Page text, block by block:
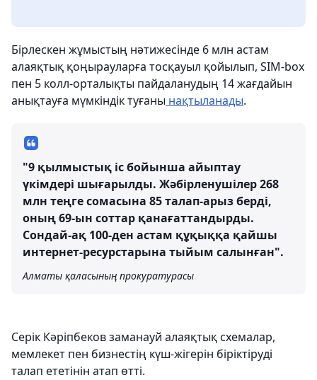
Бірлескен жұмыстың нәтижесінде 6 млн астам
алаяқтық қоңырауларға тосқауыл қойылып, SIM-box
пен 5 колл-орталықты пайдаланудың 14 жағдайын
анықтауға мүмкіндік туғаны нақтыланады.
"9 қылмыстық іс бойынша айыптау
үкімдері шығарылды. Жәбірленушілер 268
млн теңге сомасына 85 талап-арыз берді,
оның 69-ын соттар қанағаттандырды.
Сондай-ақ 100-ден астам құқыққа қайшы
интернет-ресурстарына тыйым салынған".
Алматы қаласының прокуратурасы
Серік Кәріпбеков заманауй алаяқтық схемалар,
мемлекет пен бизнестің күш-жігерін біріктіруді
талап ететінін атап өтті.